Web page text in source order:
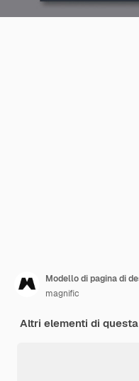
Modello di pagina di
magnific
Altri elementi di